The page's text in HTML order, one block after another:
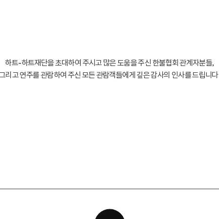
하트-하트재단을 초대하여 주시고 많은 도움을 주신 한불협회 관계자분들,
리고 연주를 관람하여 주신 모든 관람객들에게 깊은 감사의 인사를 드립니